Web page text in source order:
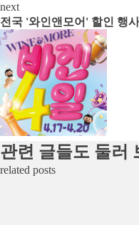
next
전국 '와인앤모어' 할인 행사
관련 글들도 둘러
related posts